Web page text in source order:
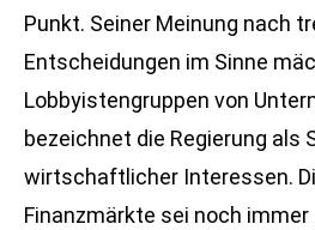
Punkt. Seiner Meinung nach
Entscheidungen im Sinne
Lobbyistengruppen von
bezeichnet die Regierung als
wirtschaftlicher Interessen.
Finanzmärkte sei noch